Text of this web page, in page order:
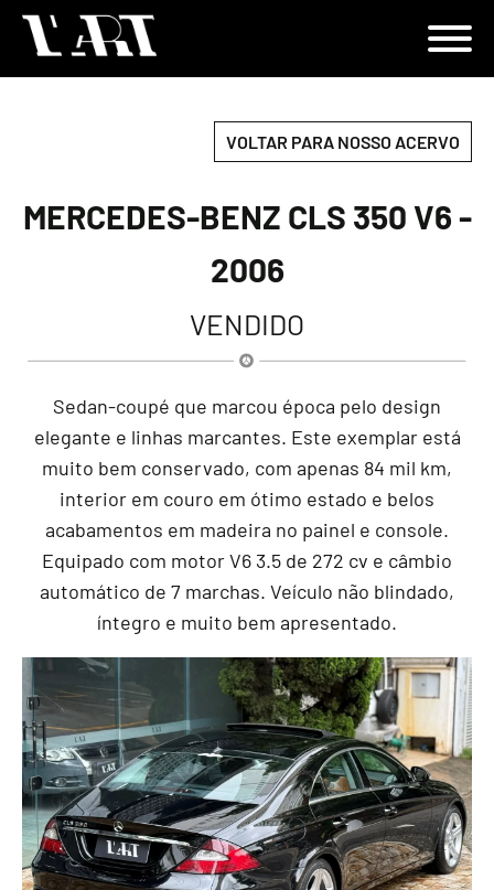
VOLTAR PARA NOSSO ACERVO
MERCEDES-BENZ CLS 350 V6 -
2006
VENDIDO
Sedan-coupé que marcou época pelo design
elegante e linhas marcantes. Este exemplar está
muito bem conservado, com apenas 84 mil km,
interior em couro em ótimo estado e belos
acabamentos em madeira no painel e console.
Equipado com motor V6 3.5 de 272 cv e câmbio
automático de 7 marchas. Veículo não blindado,
íntegro e muito bem apresentado.